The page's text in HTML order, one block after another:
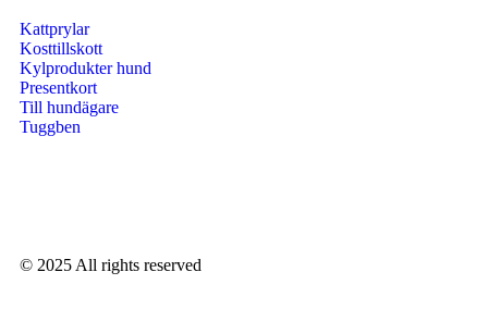
Kattprylar
Kosttillskott
Kylprodukter hund
Presentkort
Till hundägare
Tuggben
© 2025 All rights reserved